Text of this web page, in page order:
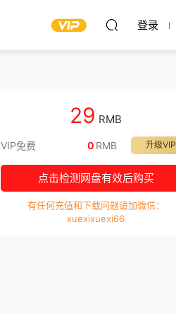
登录
29 RMB
VIP免费 升级VIP
0 RMB
点击检测网盘有效后购买
有任何充值和下载问题请加微信：
xuexixuexi66